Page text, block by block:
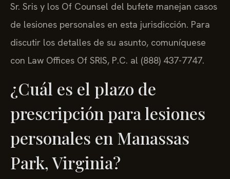
Sr. Sris y los Of Counsel del bufete manejan casos
de lesiones personales en esta jurisdicción. Para
discutir los detalles de su asunto, comuníquese
con Law Offices Of SRIS, P.C. al (888) 437-7747.
¿Cuál es el plazo de
prescripción para lesiones
personales en Manassas
Park, Virginia?